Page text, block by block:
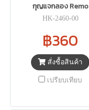
กุญแจกลอง Remo
HK-2460-00
฿360
สั่งซื้อสินค้า
เปรียบเทียบ